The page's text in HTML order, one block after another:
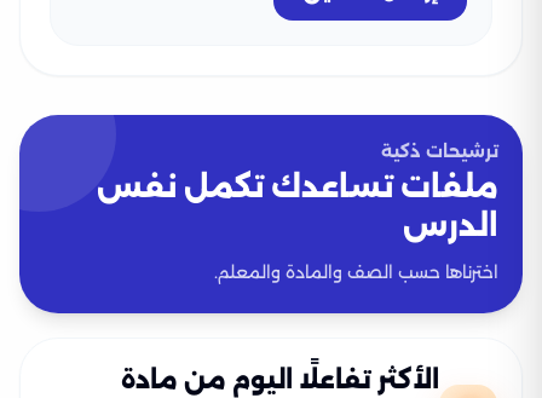
ترشيحات ذكية
ملفات تساعدك تكمل نفس
الدرس
اخترناها حسب الصف والمادة والمعلم.
الأكثر تفاعلًا اليوم من مادة